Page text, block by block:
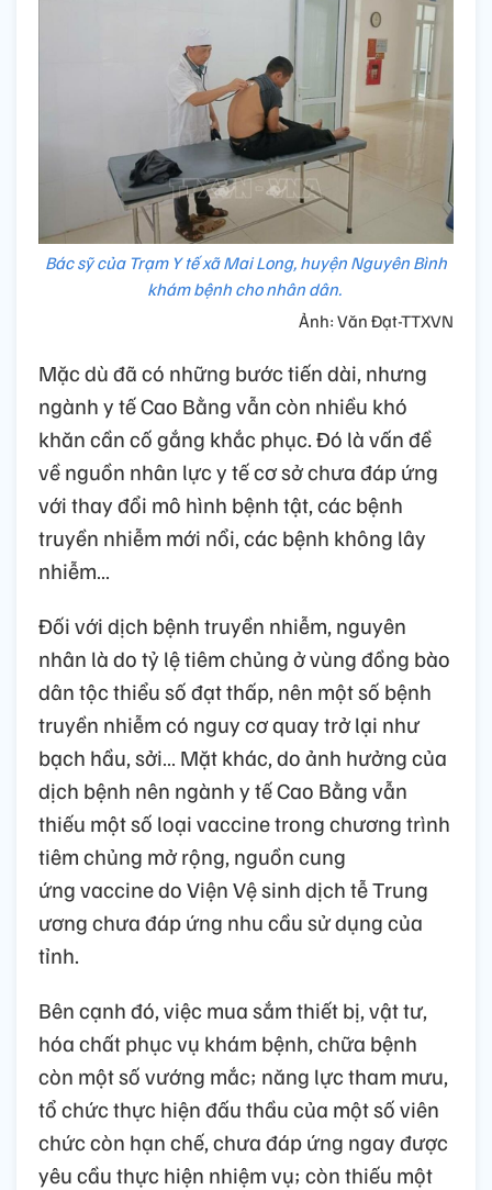
Bác sỹ của Trạm Y tế xã Mai Long, huyện Nguyên Bình
khám bệnh cho nhân dân.
Ảnh: Văn Đạt-TTXVN
Mặc dù đã có những bước tiến dài, nhưng
ngành y tế Cao Bằng vẫn còn nhiều khó
khăn cần cố gắng khắc phục. Đó là vấn đề
về nguồn nhân lực y tế cơ sở chưa đáp ứng
với thay đổi mô hình bệnh tật, các bệnh
truyền nhiễm mới nổi, các bệnh không lây
nhiễm…
Đối với dịch bệnh truyền nhiễm, nguyên
nhân là do tỷ lệ tiêm chủng ở vùng đồng bào
dân tộc thiểu số đạt thấp, nên một số bệnh
truyền nhiễm có nguy cơ quay trở lại như
bạch hầu, sởi… Mặt khác, do ảnh hưởng của
dịch bệnh nên ngành y tế Cao Bằng vẫn
thiếu một số loại vaccine trong chương trình
tiêm chủng mở rộng, nguồn cung
ứng vaccine do Viện Vệ sinh dịch tễ Trung
ương chưa đáp ứng nhu cầu sử dụng của
tỉnh.
Bên cạnh đó, việc mua sắm thiết bị, vật tư,
hóa chất phục vụ khám bệnh, chữa bệnh
còn một số vướng mắc; năng lực tham mưu,
tổ chức thực hiện đấu thầu của một số viên
chức còn hạn chế, chưa đáp ứng ngay được
yêu cầu thực hiện nhiệm vụ; còn thiếu một